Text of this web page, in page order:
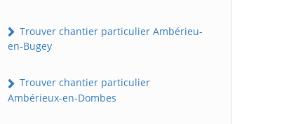
Trouver chantier particulier Ambérieu-
en-Bugey
Trouver chantier particulier
Ambérieux-en-Dombes